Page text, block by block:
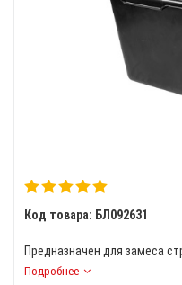
Код товара: БЛ092631
Предназначен для замеса
Подробнее